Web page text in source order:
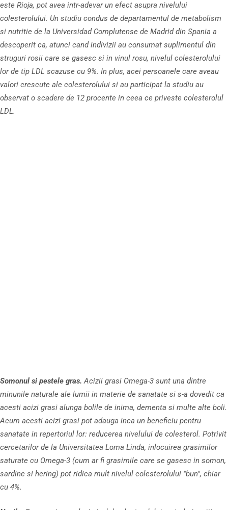
este Rioja, pot avea intr-adevar un efect asupra nivelului
colesterolului. Un studiu condus de departamentul de metabolism
si nutritie de la Universidad Complutense de Madrid din Spania a
descoperit ca, atunci cand indivizii au consumat suplimentul din
struguri rosii care se gasesc si in vinul rosu, nivelul colesterolului
lor de tip LDL scazuse cu 9%. In plus, acei persoanele care aveau
valori crescute ale colesterolului si au participat la studiu au
observat o scadere de 12 procente in ceea ce priveste colesterolul
LDL.
Somonul si pestele gras. Acizii grasi Omega-3 sunt una dintre
minunile naturale ale lumii in materie de sanatate si s-a dovedit ca
acesti acizi grasi alunga bolile de inima, dementa si multe alte boli.
Acum acesti acizi grasi pot adauga inca un beneficiu pentru
sanatate in repertoriul lor: reducerea nivelului de colesterol. Potrivit
cercetarilor de la Universitatea Loma Linda, inlocuirea grasimilor
saturate cu Omega-3 (cum ar fi grasimile care se gasesc in somon,
sardine si hering) pot ridica mult nivelul colesterolului "bun", chiar
cu 4%.